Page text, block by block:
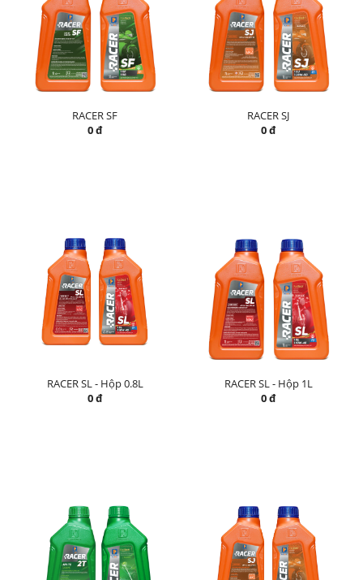
RACER SF
0 đ
RACER SJ
0 đ
RACER SL - Hộp 0.8L
0 đ
RACER SL - Hộp 1L
0 đ